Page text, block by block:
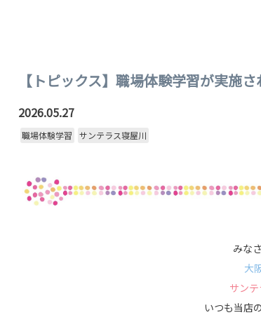
【トピックス】職場体験学習が実施さ
2026.05.27
職場体験学習 サンテラス寝屋川
みな
大
サン
いつも当店